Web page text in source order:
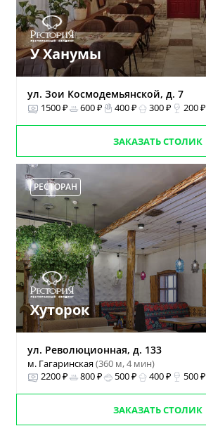
У Ханумы
ул. Зои Космодемьянской, д. 7
1500 ₽ 600 ₽ 400 ₽ 300 ₽ 200 ₽
ЗАКАЗАТЬ СТОЛИК
РЕСТОРАН
Хуторок
ул. Революционная, д. 133
м. Гагаринская(360 м, 4 мин)
2200 ₽
800 ₽ 500 ₽ 400 ₽ 500 ₽
ЗАКАЗАТЬ СТОЛИК